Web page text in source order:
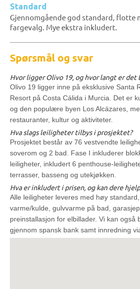
Standard
Gjennomgående god standard, flotte
fargevalg. Mye ekstra inkludert.
Spørsmål og svar
Hvor ligger Olivo 19, og hvor langt er det
Olivo 19 ligger inne på eksklusive Santa
Resort på Costa Cálida i Murcia. Det er
og den populære byen Los Alcázares,
restauranter, kultur og aktiviteter.
Hva slags leiligheter tilbys i prosjektet?
Prosjektet består av 76 vestvendte
soverom og 2 bad. Fase I inkluderer
leiligheter, inkludert 6 penthouse-
terrasser, basseng og utekjøkken.
Hva er inkludert i prisen, og kan dere
Alle leiligheter leveres med høy
varme/kulde, gulvvarme på bad,
preinstallasjon for elbillader. Vi kan også
gjennom spansk bank samt innredning